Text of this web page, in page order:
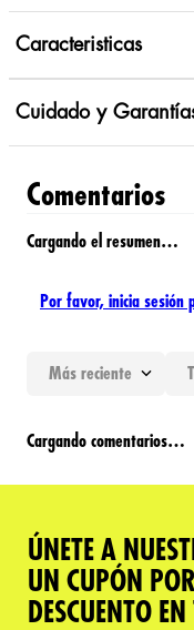
Caracteristicas
Cuidado y
Comentarios
Cargando el resumen…
Por favor, inicia sesión
Más reciente
Cargando comentarios…
ÚNETE A
UN CUPÓN
DESCUENTO